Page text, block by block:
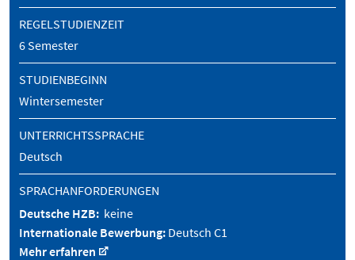
REGELSTUDIENZEIT
6 Semester
STUDIENBEGINN
Wintersemester
UNTERRICHTSSPRACHE
Deutsch
SPRACHANFORDERUNGEN
Deutsche HZB: keine
Internationale Bewerbung: Deutsch C1
Mehr erfahren